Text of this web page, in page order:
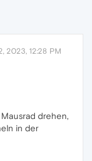
2023, 12:28 PM
drehen,
in der